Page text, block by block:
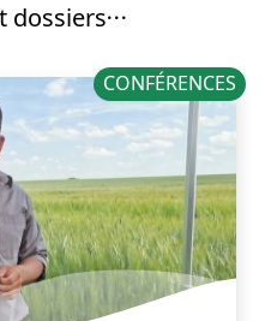
dossiers
CONFÉRENCES